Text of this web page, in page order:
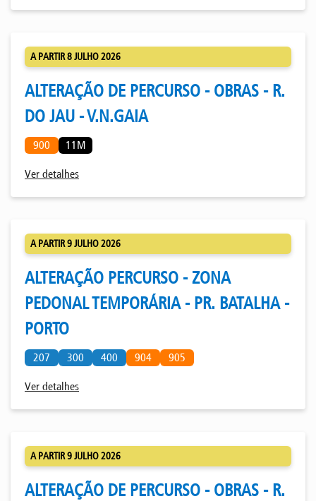
A PARTIR 8 JULHO 2026
ALTERAÇÃO DE PERCURSO - OBRAS - R.
DO JAU - V.N.GAIA
900 11M
Ver detalhes
A PARTIR 9 JULHO 2026
ALTERAÇÃO PERCURSO - ZONA
PEDONAL TEMPORÁRIA - PR. BATALHA -
PORTO
207 300 400 904 905
Ver detalhes
A PARTIR 9 JULHO 2026
ALTERAÇÃO DE PERCURSO - OBRAS - R.